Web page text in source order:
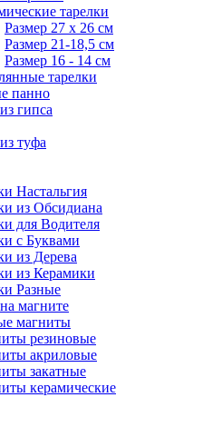
тарелки
Размер 27 х 26 см
Размер 21-18,5 см
Размер 16 - 14 см
тарелки
панно
гипса
туфа
Настальгия
из Обсидиана
для Водителя
с Буквами
из Дерева
из Керамики
Разные
магните
магниты
резиновые
акриловые
закатные
керамические